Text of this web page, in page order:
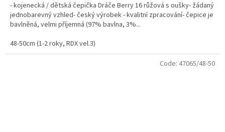
- kojenecká / dětská čepička Dráče Berry 16 růžová s oušky- žádaný
jednobarevný vzhled- český výrobek - kvalitní zpracování- čepice je
bavlněná, velmi příjemná (97% bavlna, 3%...
48-50cm (1-2 roky, RDX vel.3)
Code: 47065/48-50